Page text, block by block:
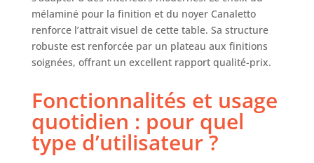
l'intérieur de la
table lorsque vous
ne vous en servez
pas. Une ou deux
selon vos besoins.
La continuité du
grain du bois sur
la finition n'est
mélaminé pour la finition et du noyer Canaletto
renforce l’attrait visuel de cette table. Sa structure
robuste est renforcée par un plateau aux finitions
soignées, offrant un excellent rapport qualité-prix.
Fonctionnalités et usage
quotidien : pour quel
type d’utilisateur ?